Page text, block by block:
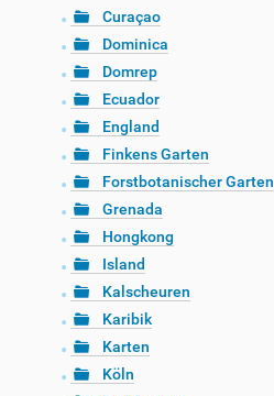
Curaçao
Dominica
Domrep
Ecuador
England
Finkens Garten
Forstbotanischer Garten
Grenada
Hongkong
Island
Kalscheuren
Karibik
Karten
Köln